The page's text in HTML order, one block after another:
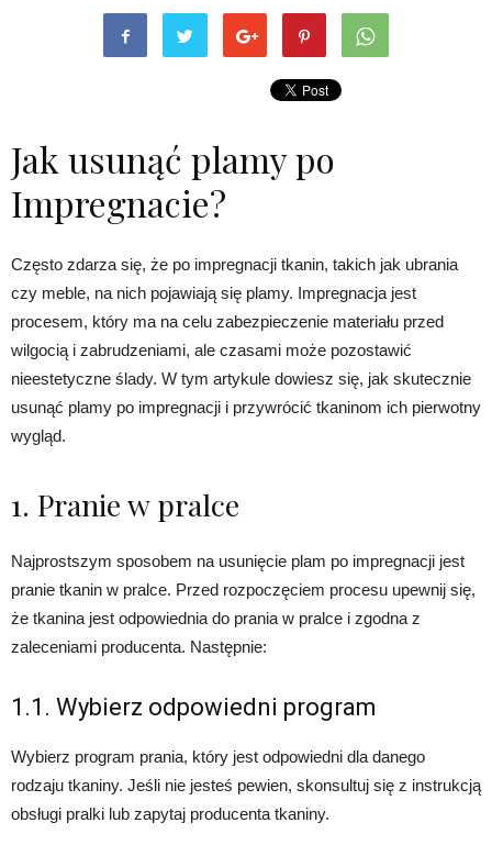
Jak usunąć plamy po
Impregnacie?
Często zdarza się, że po impregnacji tkanin, takich jak ubrania
czy meble, na nich pojawiają się plamy. Impregnacja jest
procesem, który ma na celu zabezpieczenie materiału przed
wilgocią i zabrudzeniami, ale czasami może pozostawić
nieestetyczne ślady. W tym artykule dowiesz się, jak skutecznie
usunąć plamy po impregnacji i przywrócić tkaninom ich pierwotny
wygląd.
1. Pranie w pralce
Najprostszym sposobem na usunięcie plam po impregnacji jest
pranie tkanin w pralce. Przed rozpoczęciem procesu upewnij się,
że tkanina jest odpowiednia do prania w pralce i zgodna z
zaleceniami producenta. Następnie:
1.1. Wybierz odpowiedni program
Wybierz program prania, który jest odpowiedni dla danego
rodzaju tkaniny. Jeśli nie jesteś pewien, skonsultuj się z instrukcją
obsługi pralki lub zapytaj producenta tkaniny.